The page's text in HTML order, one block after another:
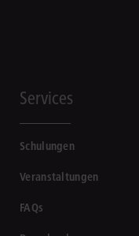
Services
Schulungen
Veranstaltungen
FAQs